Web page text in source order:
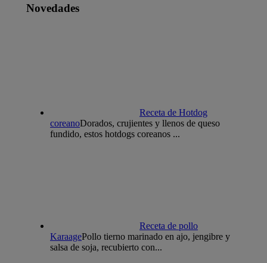
Novedades
Receta de Hotdog
coreanoDorados, crujientes y llenos de queso
fundido, estos hotdogs coreanos ...
Receta de pollo
KaraagePollo tierno marinado en ajo, jengibre y
salsa de soja, recubierto con...